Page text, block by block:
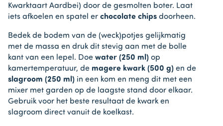
Kwarktaart Aardbei) door de gesmolten boter. Laat
iets afkoelen en spatel er chocolate chips doorheen.
Bedek de bodem van de (weck)potjes gelijkmatig
met de massa en druk dit stevig aan met de bolle
kant van een lepel. Doe water (250 ml) op
kamertemperatuur, de magere kwark (500 g) en de
slagroom (250 ml) in een kom en meng dit met een
mixer met garden op de laagste stand door elkaar.
Gebruik voor het beste resultaat de kwark en
slagroom direct vanuit de koelkast.